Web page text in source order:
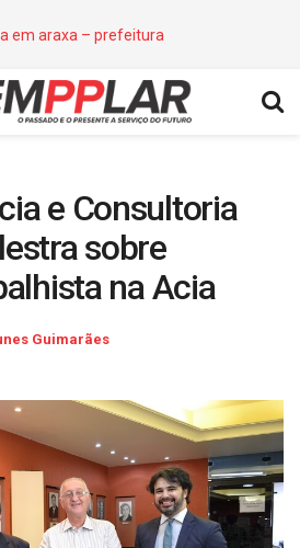
e Consultoria
sobre
na Acia
Guimarães